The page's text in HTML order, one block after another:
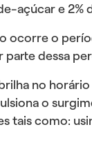
açúcar e 2%
ocorre o
dessa
no
o
tais como: